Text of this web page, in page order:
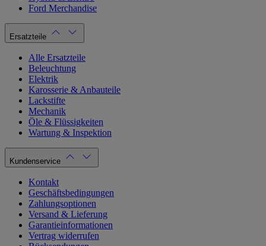
Ford Merchandise
Ersatzteile
Alle Ersatzteile
Beleuchtung
Elektrik
Karosserie & Anbauteile
Lackstifte
Mechanik
Öle & Flüssigkeiten
Wartung & Inspektion
Kundenservice
Kontakt
Geschäftsbedingungen
Zahlungsoptionen
Versand & Lieferung
Garantieinformationen
Vertrag widerrufen